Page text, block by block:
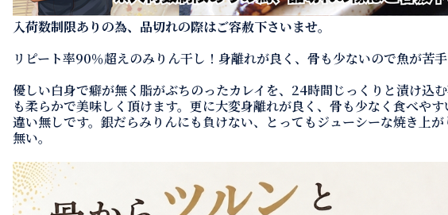
入荷数制限ありの為、品切れの際はご容赦下さいませ。
リピート率90％超えのみりん干し！身離れが良く、骨も少ないので魚が苦手
優しい白身で癖が無く脂がぶちのったカレイを、24時間じっくりと漬け込
も柔らかで美味しく頂けます。更に大変身離れが良く、骨も少なく食べや
違い無しです。銀だらみりんにも負けない、とってもジューシーな焼き上
無い。